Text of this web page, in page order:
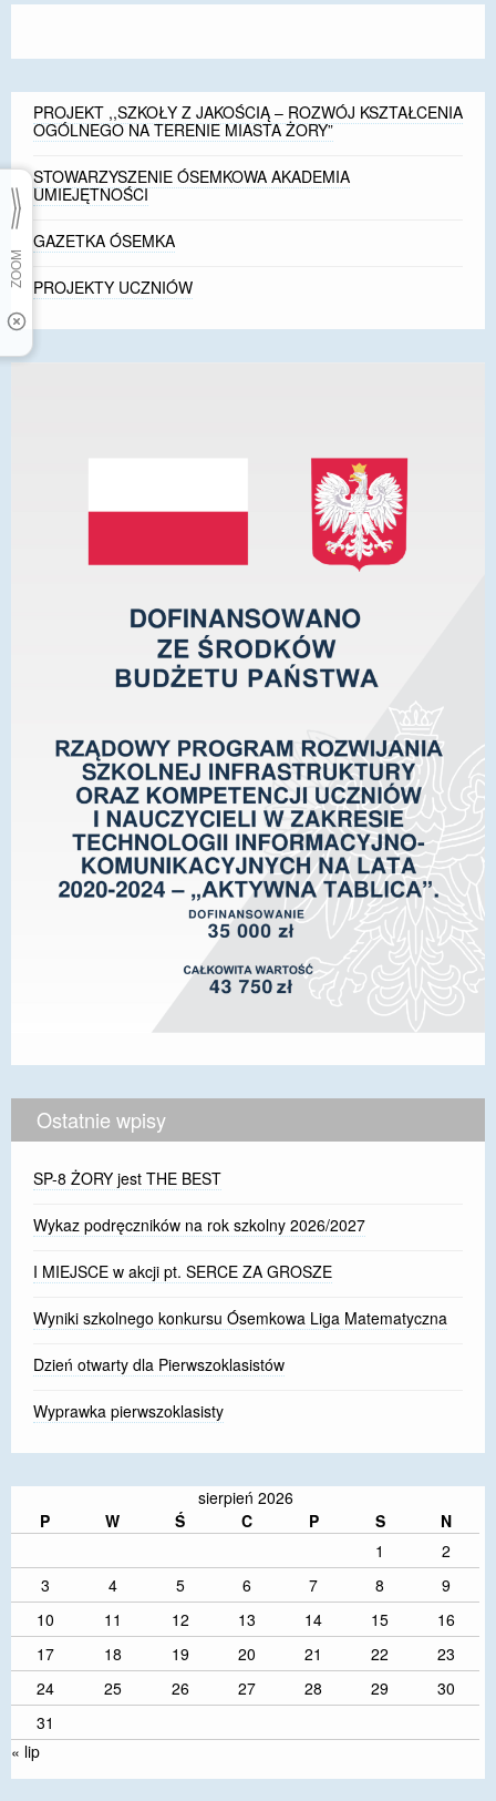
PROJEKT ,,SZKOŁY Z JAKOŚCIĄ – ROZWÓJ KSZTAŁCENIA
OGÓLNEGO NA TERENIE MIASTA ŻORY”
STOWARZYSZENIE ÓSEMKOWA AKADEMIA
UMIEJĘTNOŚCI
GAZETKA ÓSEMKA
PROJEKTY UCZNIÓW
Ostatnie wpisy
SP-8 ŻORY jest THE BEST
Wykaz podręczników na rok szkolny 2026/2027
I MIEJSCE w akcji pt. SERCE ZA GROSZE
Wyniki szkolnego konkursu Ósemkowa Liga Matematyczna
Dzień otwarty dla Pierwszoklasistów
Wyprawka pierwszoklasisty
sierpień 2026
P
W Ś C P S
N
1
2
3
4 5 6 7 8
9
10
11 12 13 14 15
16
17
18 19 20 21 22
23
24
25 26 27 28 29
30
31
« lip